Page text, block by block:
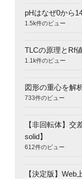
pHはなぜ0から
1.5k件のビュー
TLCの原理とRf
1.1k件のビュー
図形の重心を解
733件のビュー
【非回転体】交
solid】
612件のビュー
【決定版】